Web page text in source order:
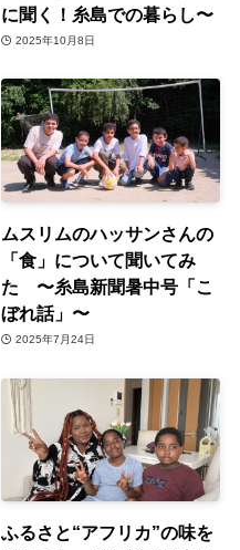
に聞く！糸島での暮らし〜
2025年10月8日
ムスリムのハッサンさんの
「食」について聞いてみ
た 〜糸島新聞暑中号「こ
ぼれ話」〜
2025年7月24日
ふるさと“アフリカ”の味を